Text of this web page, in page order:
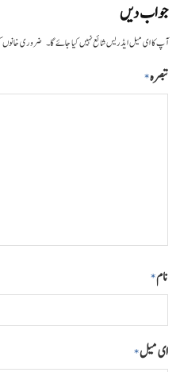
جواب دیں
آپ کا ای میل ایڈریس شائع نہیں کیا جائے گا۔ ضروری خانوں
تبصرہ*
نام*
ای میل*